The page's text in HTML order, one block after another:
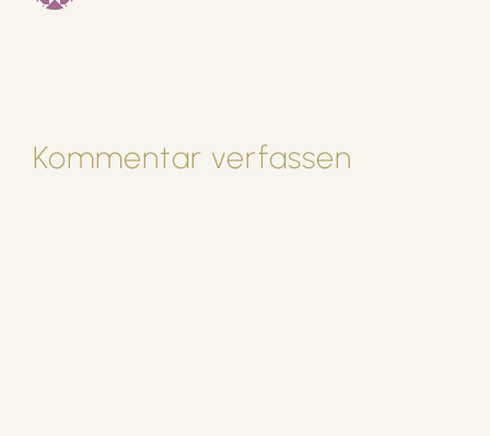
Kommentar verfassen